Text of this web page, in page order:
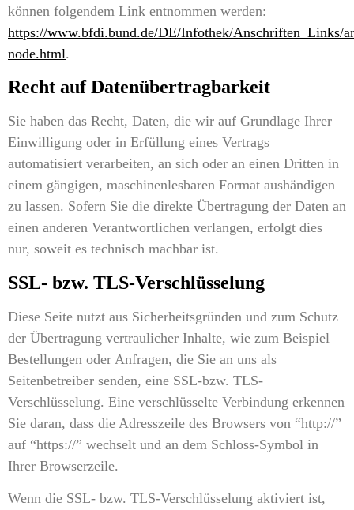
können folgendem Link entnommen werden:
https://www.bfdi.bund.de/DE/Infothek/Anschriften_Links/
node.html.
Recht auf Datenübertragbarkeit
Sie haben das Recht, Daten, die wir auf Grundlage Ihrer
Einwilligung oder in Erfüllung eines Vertrags
automatisiert verarbeiten, an sich oder an einen Dritten in
einem gängigen, maschinenlesbaren Format aushändigen
zu lassen. Sofern Sie die direkte Übertragung der Daten an
einen anderen Verantwortlichen verlangen, erfolgt dies
nur, soweit es technisch machbar ist.
SSL- bzw. TLS-Verschlüsselung
Diese Seite nutzt aus Sicherheitsgründen und zum Schutz
der Übertragung vertraulicher Inhalte, wie zum Beispiel
Bestellungen oder Anfragen, die Sie an uns als
Seitenbetreiber senden, eine SSL-bzw. TLS-
Verschlüsselung. Eine verschlüsselte Verbindung erkennen
Sie daran, dass die Adresszeile des Browsers von “http://”
auf “https://” wechselt und an dem Schloss-Symbol in
Ihrer Browserzeile.
Wenn die SSL- bzw. TLS-Verschlüsselung aktiviert ist,